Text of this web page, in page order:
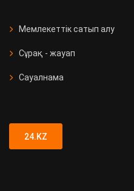
Мемлекеттік сатып алу
Сұрақ - жауап
Сауалнама
24.KZ